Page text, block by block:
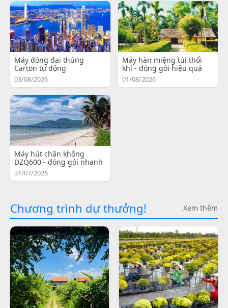
Máy đóng đai thùng
Carton tự động
03/08/2026
Máy hàn miệng túi thổi
khí - đóng gói hiệu quả
01/08/2026
Máy hút chân không
DZQ600 - đóng gói nhanh
31/07/2026
Chương trình dự thưởng! Xem thêm